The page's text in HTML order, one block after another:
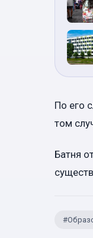
По его
том
Батня
#